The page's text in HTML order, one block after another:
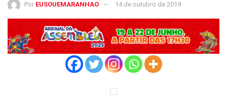
Por EUSOUEMARANHAO 14 de outubro de 2019